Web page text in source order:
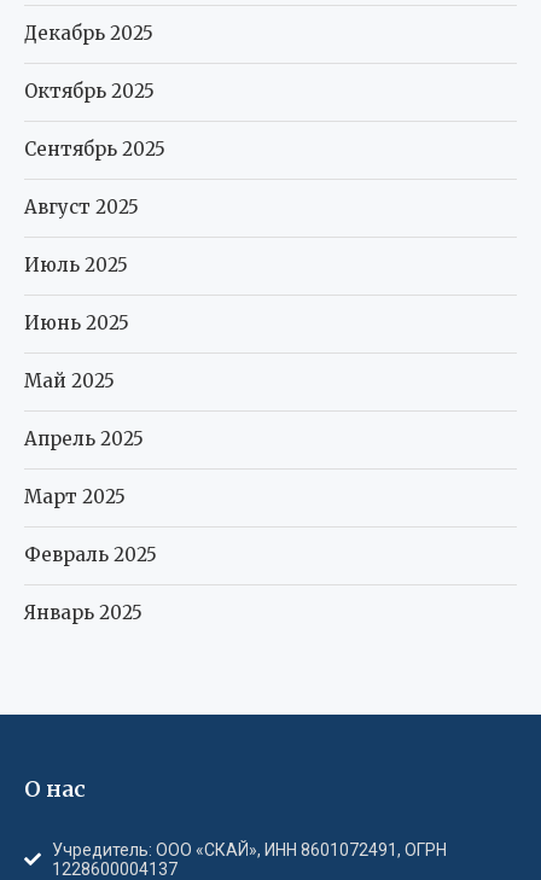
Декабрь 2025
Октябрь 2025
Сентябрь 2025
Август 2025
Июль 2025
Июнь 2025
Май 2025
Апрель 2025
Март 2025
Февраль 2025
Январь 2025
О нас
Учредитель: ООО «СКАЙ», ИНН 8601072491, ОГРН
1228600004137